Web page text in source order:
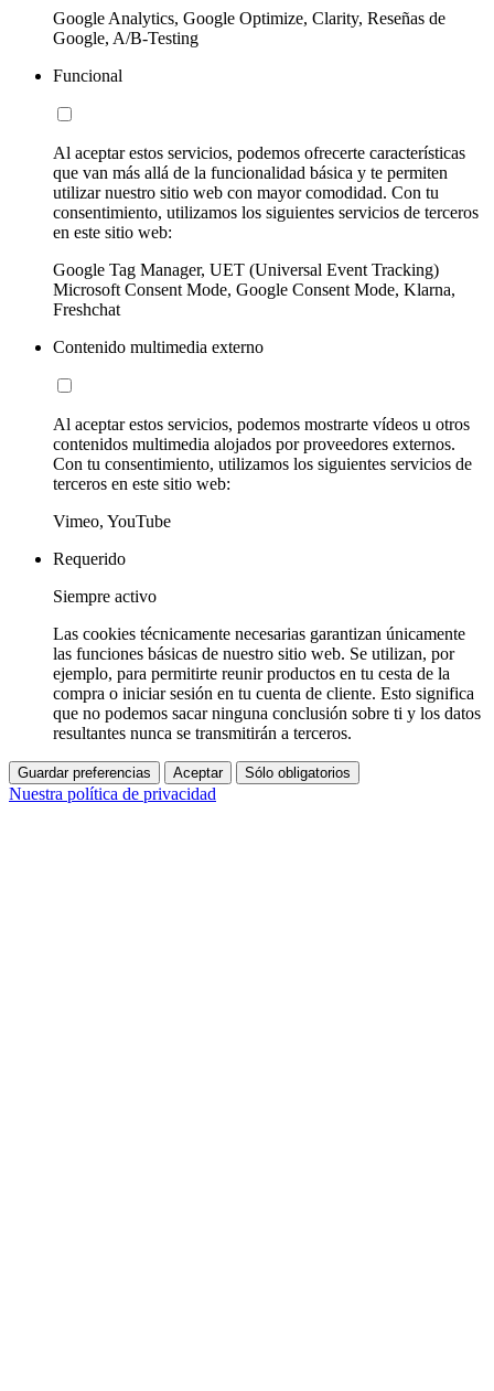
Google Analytics, Google Optimize, Clarity, Reseñas de
Google, A/B-Testing
Funcional
Al aceptar estos servicios, podemos ofrecerte características
que van más allá de la funcionalidad básica y te permiten
utilizar nuestro sitio web con mayor comodidad. Con tu
consentimiento, utilizamos los siguientes servicios de terceros
en este sitio web:
Google Tag Manager, UET (Universal Event Tracking)
Microsoft Consent Mode, Google Consent Mode, Klarna,
Freshchat
Contenido multimedia externo
Al aceptar estos servicios, podemos mostrarte vídeos u otros
contenidos multimedia alojados por proveedores externos.
Con tu consentimiento, utilizamos los siguientes servicios de
terceros en este sitio web:
Vimeo, YouTube
Requerido
Siempre activo
Las cookies técnicamente necesarias garantizan únicamente
las funciones básicas de nuestro sitio web. Se utilizan, por
ejemplo, para permitirte reunir productos en tu cesta de la
compra o iniciar sesión en tu cuenta de cliente. Esto significa
que no podemos sacar ninguna conclusión sobre ti y los datos
resultantes nunca se transmitirán a terceros.
Guardar preferencias Aceptar Sólo obligatorios
Nuestra política de privacidad